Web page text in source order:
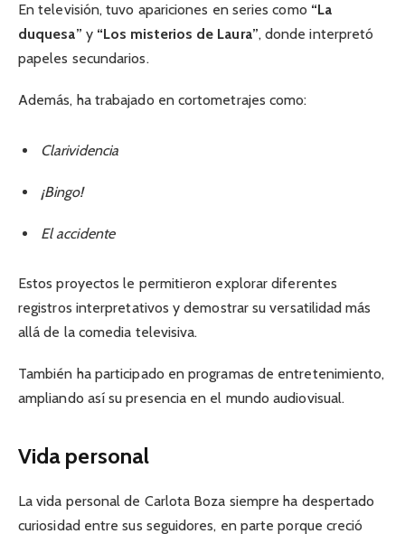
En televisión, tuvo apariciones en series como “La
duquesa” y “Los misterios de Laura”, donde interpretó
papeles secundarios.
Además, ha trabajado en cortometrajes como:
Clarividencia
¡Bingo!
El accidente
Estos proyectos le permitieron explorar diferentes
registros interpretativos y demostrar su versatilidad más
allá de la comedia televisiva.
También ha participado en programas de entretenimiento,
ampliando así su presencia en el mundo audiovisual.
Vida personal
La vida personal de Carlota Boza siempre ha despertado
curiosidad entre sus seguidores, en parte porque creció